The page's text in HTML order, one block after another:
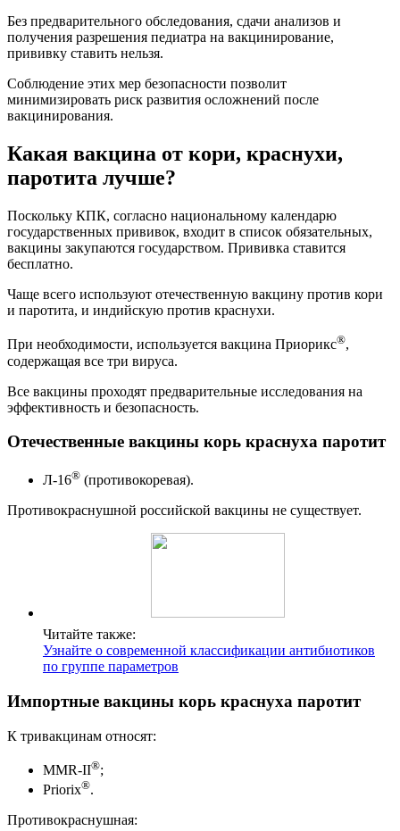
Без предварительного обследования, сдачи анализов и
получения разрешения педиатра на вакцинирование,
прививку ставить нельзя.
Соблюдение этих мер безопасности позволит
минимизировать риск развития осложнений после
вакцинирования.
Какая вакцина от кори, краснухи,
паротита лучше?
Поскольку КПК, согласно национальному календарю
государственных прививок, входит в список обязательных,
вакцины закупаются государством. Прививка ставится
бесплатно.
Чаще всего используют отечественную вакцину против кори
и паротита, и индийскую против краснухи.
При необходимости, используется вакцина Приорикс®,
содержащая все три вируса.
Все вакцины проходят предварительные исследования на
эффективность и безопасность.
Отечественные вакцины корь краснуха паротит
Л-16® (противокоревая).
Противокраснушной российской вакцины не существует.
Читайте также:
Узнайте о современной классификации антибиотиков
по группе параметров
Импортные вакцины корь краснуха паротит
К тривакцинам относят:
ММR-II®;
Priorix®.
Противокраснушная: